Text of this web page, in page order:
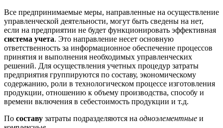
Все предпринимаемые меры, направленные на осуществление
управленческой деятельности, могут быть сведены на нет,
если на предприятии не будет функционировать эффективная
система учета. Это направление несет основную
ответственность за информационное обеспечение процессов
принятия и выполнения необходимых управленческих
решений. Для осуществления учетных процедур затраты
предприятия группируются по составу, экономическому
содержанию, роли в технологическом процессе изготовления
продукции, отношению к объему производства, способу и
времени включения в себестоимость продукции и т.д.
По составу затраты подразделяются на одноэлементные и